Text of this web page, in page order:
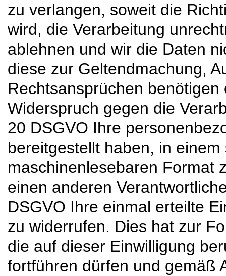
zu verlangen, soweit die
wird, die Verarbeitung
ablehnen und wir die Daten
diese zur Geltendmachung,
Rechtsansprüchen
Widerspruch gegen die
20 DSGVO Ihre
bereitgestellt haben, in
maschinenlesebaren Format
einen anderen
DSGVO Ihre einmal erteilte
zu widerrufen. Dies hat zur
die auf dieser Einwilligung
fortführen dürfen und gemäß